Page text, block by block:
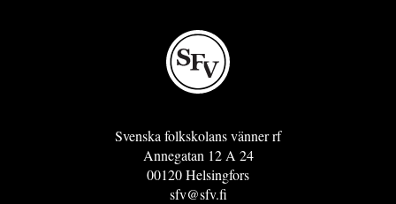
Svenska folkskolans vänner rf
Annegatan 12 A 24
00120 Helsingfors
sfv@sfv.fi